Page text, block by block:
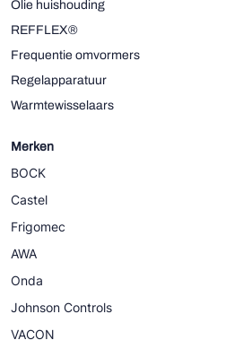
Olie huishouding
REFFLEX®
Frequentie omvormers
Regelapparatuur
Warmtewisselaars
Merken
BOCK
Castel
Frigomec
AWA
Onda
Johnson Controls
VACON